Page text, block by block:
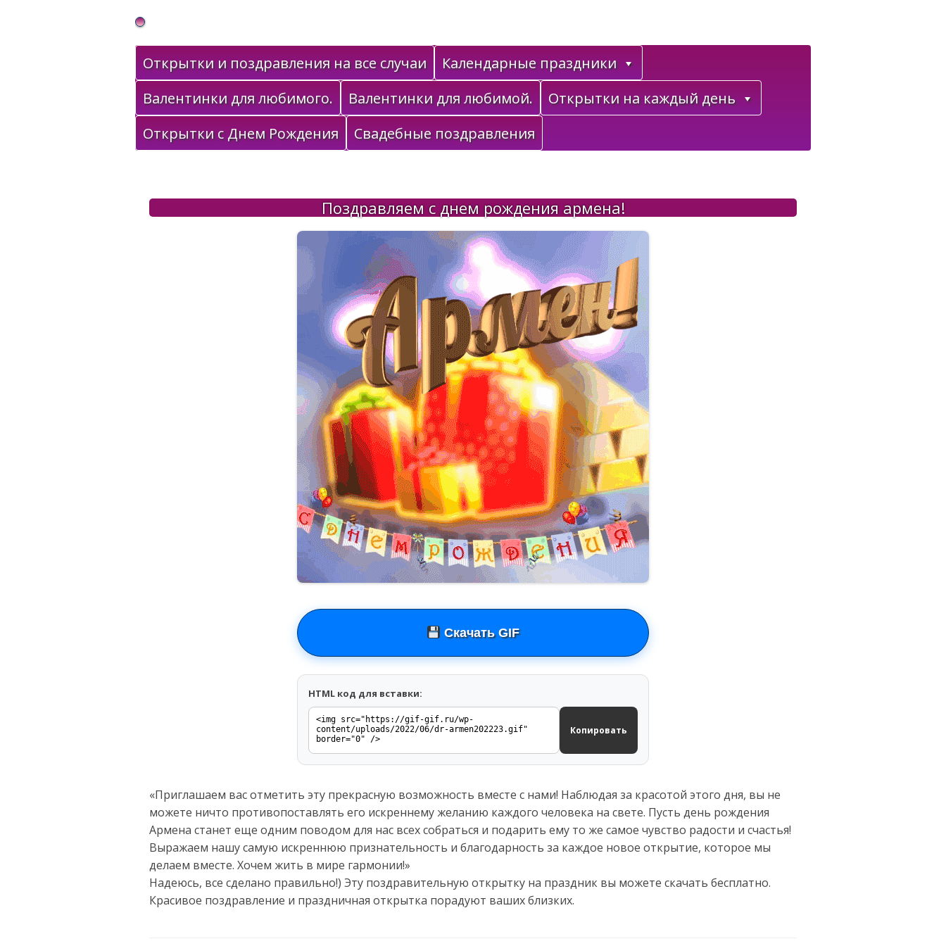
Gif Открытки в подарок
Открытки и поздравления на все случаи
Календарные праздники
Валентинки для любимого.
Валентинки для любимой.
Открытки на каждый день
Открытки с Днем Рождения
Свадебные поздравления
Поздравляем с днем рождения армена!
Скачать GIF
HTML код для вставки:
Копировать
«Приглашаем вас отметить эту прекрасную возможность вместе с нами! Наблюдая за красотой этого дня, вы не
можете ничто противопоставлять его искреннему желанию каждого человека на свете. Пусть день рождения
Армена станет еще одним поводом для нас всех собраться и подарить ему то же самое чувство радости и счастья!
Выражаем нашу самую искреннюю признательность и благодарность за каждое новое открытие, которое мы
делаем вместе. Хочем жить в мире гармонии!»
Надеюсь, все сделано правильно!) Эту поздравительную открытку на праздник вы можете скачать бесплатно.
Красивое поздравление и праздничная открытка порадуют ваших близких.